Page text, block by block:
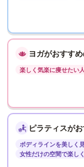
ヨガがおすすめ
楽しく気楽に痩せたい人
ピラティスが
ボディラインを美しく
女性だけの空間で楽し